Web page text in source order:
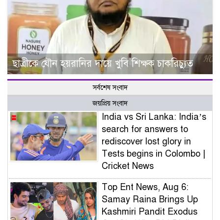
ছাত্রীকে যৌন হয়রানির দায়ে খুবি শিক্ষক চাকরিচ্যুত
সর্বশেষ সংবাদ
জয়প্রিয় সংবাদ
India vs Sri Lanka: India’s
search for answers to
rediscover lost glory in
Tests begins in Colombo |
Cricket News
Top Ent News, Aug 6:
Samay Raina Brings Up
Kashmiri Pandit Exodus